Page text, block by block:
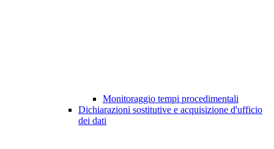
Monitoraggio tempi procedimentali
Dichiarazioni sostitutive e acquisizione d'ufficio
dei dati